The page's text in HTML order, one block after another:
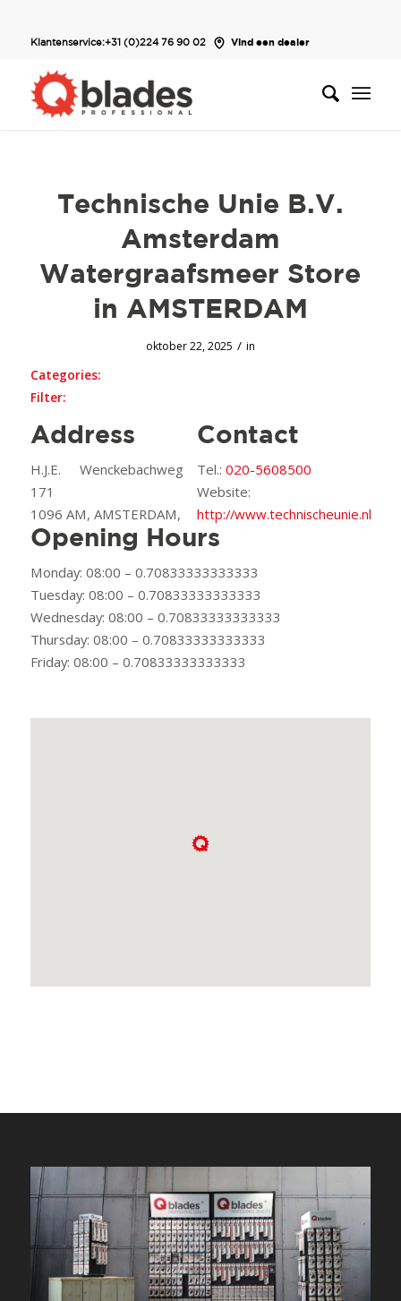
Klantenservice:+31 (0)224 76 90 02 Vind een dealer
Technische Unie B.V.
Amsterdam
Watergraafsmeer Store
in AMSTERDAM
oktober 22, 2025 / in
Categories:
Filter:
Address
H.J.E. Wenckebachweg
171
1096 AM, AMSTERDAM,
Contact
Tel.:020-5608500
Website:
http://www.technischeunie.nl
Opening Hours
Monday: 08:00 – 0.70833333333333
Tuesday: 08:00 – 0.70833333333333
Wednesday: 08:00 – 0.70833333333333
Thursday: 08:00 – 0.70833333333333
Friday: 08:00 – 0.70833333333333